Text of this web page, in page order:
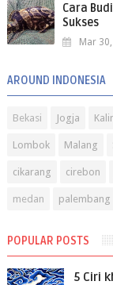
Cara
Sukses
Mar
AROUND INDONESIA
Bekasi Jogja
Lombok Malang
cikarang cirebon
medan palembang
POPULAR POSTS
5 Ciri